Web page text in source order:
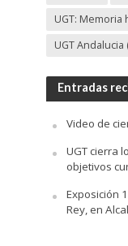
UGT: Memoria
UGT Andalucia
Entradas
Video de
UGT cierra
objetivos
Exposición
Rey, en